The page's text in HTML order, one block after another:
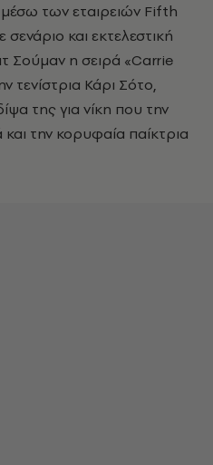
των εταιρειών Fifth
και εκτελεστική
Σούμαν η σειρά «Carrie
τενίστρια Κάρι Σότο,
της για νίκη που την
την κορυφαία παίκτρια